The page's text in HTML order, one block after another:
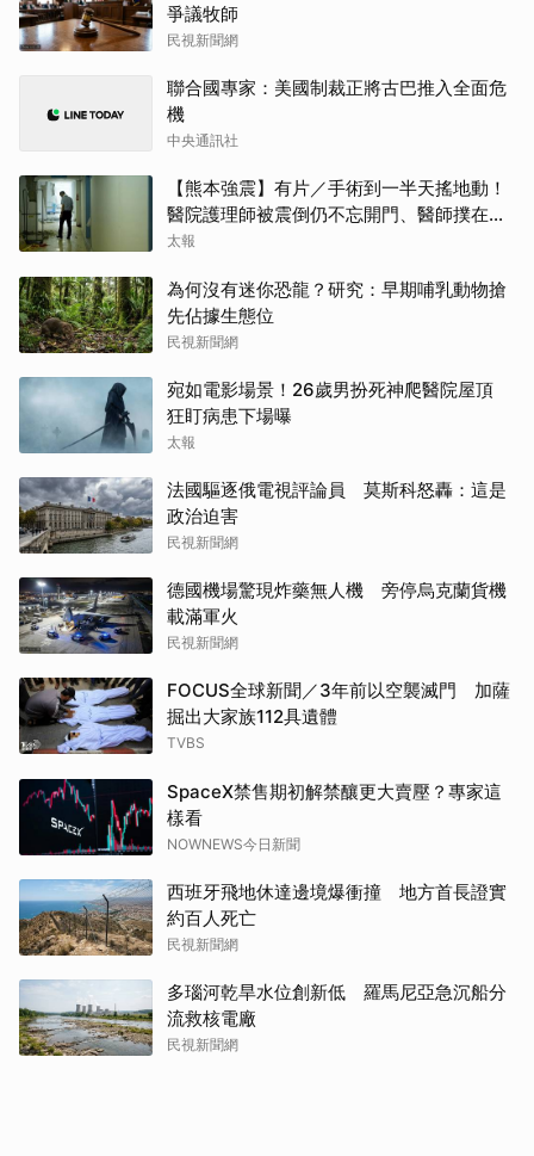
爭議牧師
民視新聞網
聯合國專家：美國制裁正將古巴推入全面危
機
中央通訊社
【熊本強震】有片／手術到一半天搖地動！
醫院護理師被震倒仍不忘開門、醫師撲在病
人身上保䕶
太報
為何沒有迷你恐龍？研究：早期哺乳動物搶
先佔據生態位
民視新聞網
宛如電影場景！26歲男扮死神爬醫院屋頂
狂盯病患下場曝
太報
法國驅逐俄電視評論員 莫斯科怒轟：這是
政治迫害
民視新聞網
德國機場驚現炸藥無人機 旁停烏克蘭貨機
載滿軍火
民視新聞網
FOCUS全球新聞／3年前以空襲滅門 加薩
掘出大家族112具遺體
TVBS
SpaceX禁售期初解禁釀更大賣壓？專家這
樣看
NOWNEWS今日新聞
西班牙飛地休達邊境爆衝撞 地方首長證實
約百人死亡
民視新聞網
多瑙河乾旱水位創新低 羅馬尼亞急沉船分
流救核電廠
民視新聞網